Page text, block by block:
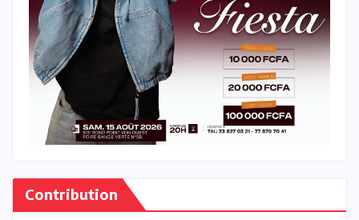
Contribution